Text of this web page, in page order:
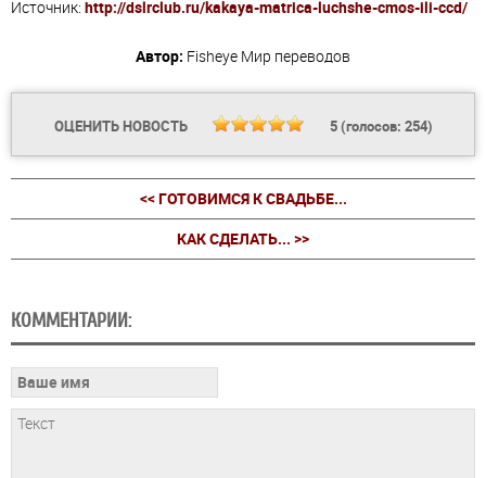
Источник: http://dslrclub.ru/kakaya-matrica-luchshe-cmos-ili-ccd/
Автор: Fisheye Мир переводов
ОЦЕНИТЬ НОВОСТЬ 5(голосов: 254)
<< ГОТОВИМСЯ К СВАДЬБЕ...
КАК СДЕЛАТЬ... >>
КОММЕНТАРИИ: